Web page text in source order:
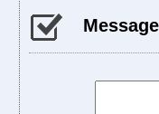
Message